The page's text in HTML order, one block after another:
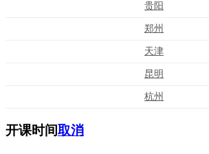
贵阳
郑州
天津
昆明
杭州
开课时间取消